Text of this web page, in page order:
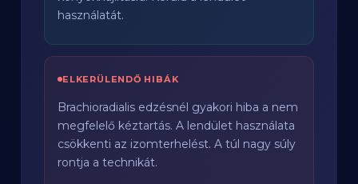
használatát.
ELKERÜLENDŐ HIBÁK
Brachioradialis edzésnél gyakori hiba a nem
megfelelő kéztartás. A lendület használata
csökkenti az izomterhelést. A túl nagy súly
rontja a technikát.